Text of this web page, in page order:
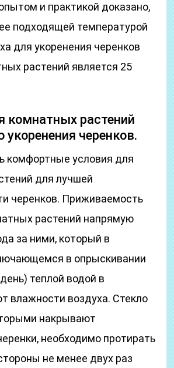
и практикой доказано,
подходящей температурой
для укоренения черенков
растений является 25
комнатных растений
укоренения черенков.
комфортные условия для
для лучшей
черенков. Приживаемость
растений напрямую
за ними, который в
в опрыскивании
теплой водой в
влажности воздуха. Стекло
накрывают
необходимо протирать
не менее двух раз